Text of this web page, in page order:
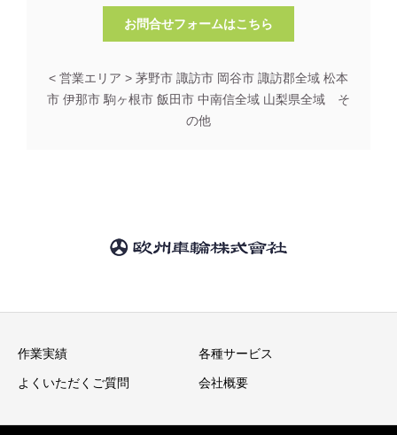
お問合せフォームはこちら
< 営業エリア > 茅野市 諏訪市 岡谷市 諏訪郡全域 松本
市 伊那市 駒ヶ根市 飯田市 中南信全域 山梨県全域 そ
の他
作業実績 各種サービス
よくいただくご質問 会社概要